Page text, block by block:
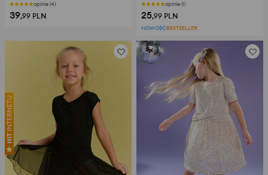
opinie (4)
39,99 PLN
opinie (1)
25,99 PLN
NOWOŚĆBESTSELLER